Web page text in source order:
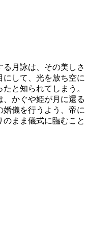
月詠は、その美しさ
して、光を放ち空に
と知られてしまう。
かぐや姫が月に還る
婚儀を行うよう、帝に
まま儀式に臨むこと